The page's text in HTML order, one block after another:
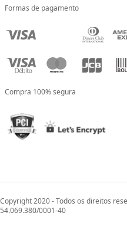
Formas de pagamento
Compra 100% segura
Copyright 2020 - Todos os direitos
54.069.380/0001-40